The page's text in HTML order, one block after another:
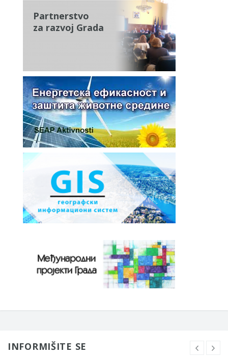
Partnerstvo
za razvoj Grada
INFORMIŠITE SE